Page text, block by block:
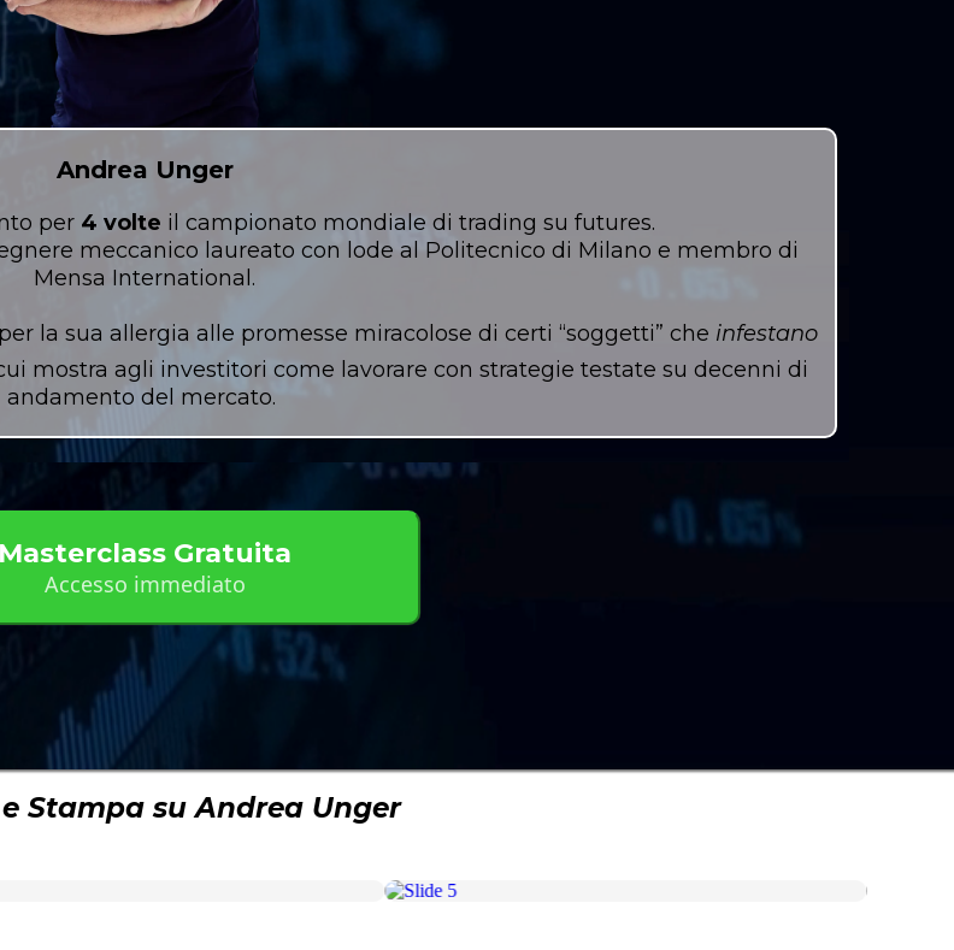
Andrea Unger
per 4 volte il campionato mondiale di trading su futures.
meccanico laureato con lode al Politecnico di Milano e membro di
Mensa International.
la sua allergia alle promesse miracolose di certi “soggetti” che infestano
mostra agli investitori come lavorare con strategie testate su decenni di
andamento del mercato.
Masterclass Gratuita
Accesso immediato
Stampa su Andrea Unger